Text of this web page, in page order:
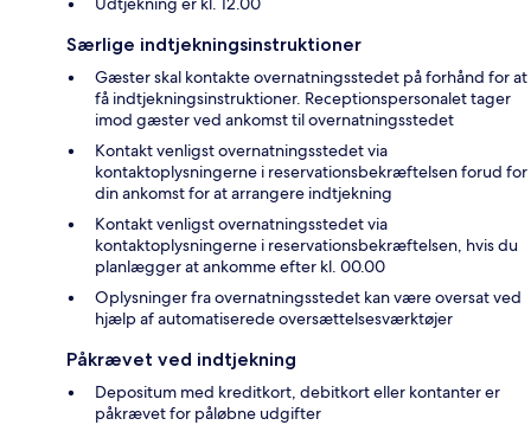
Særlige indtjekningsinstruktioner
Gæster skal kontakte overnatningsstedet på forhånd for at
få indtjekningsinstruktioner. Receptionspersonalet tager
imod gæster ved ankomst til overnatningsstedet
Kontakt venligst overnatningsstedet via
kontaktoplysningerne i reservationsbekræftelsen forud for
din ankomst for at arrangere indtjekning
Kontakt venligst overnatningsstedet via
kontaktoplysningerne i reservationsbekræftelsen, hvis du
planlægger at ankomme efter kl. 00.00
Oplysninger fra overnatningsstedet kan være oversat ved
hjælp af automatiserede oversættelsesværktøjer
Påkrævet ved indtjekning
Depositum med kreditkort, debitkort eller kontanter er
påkrævet for påløbne udgifter